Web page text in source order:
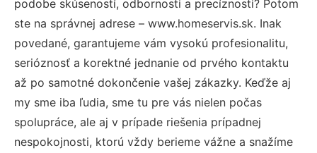
podobe skúseností, odbornosti a precíznosti? Potom
ste na správnej adrese – www.homeservis.sk. Inak
povedané, garantujeme vám vysokú profesionalitu,
serióznosť a korektné jednanie od prvého kontaktu
až po samotné dokončenie vašej zákazky. Keďže aj
my sme iba ľudia, sme tu pre vás nielen počas
spolupráce, ale aj v prípade riešenia prípadnej
nespokojnosti, ktorú vždy berieme vážne a snažíme